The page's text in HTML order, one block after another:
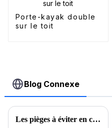
Porte-kayak double
sur le toit
Blog Connexe
Les pièges à éviter en camping : conseils essentiels pour un voyage sûr et agréable